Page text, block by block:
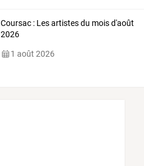
Coursac : Les artistes du mois d'août
2026
1 août 2026